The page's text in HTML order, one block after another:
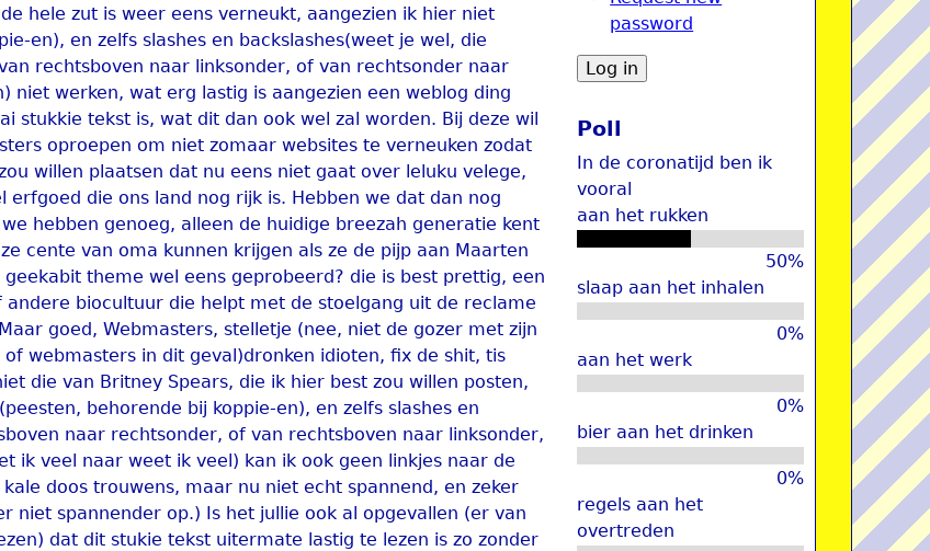
hele zut is weer eens verneukt, aangezien ik hier niet
en), en zelfs slashes en backslashes(weet je wel, die
rechtsboven naar linksonder, of van rechtsonder naar
niet werken, wat erg lastig is aangezien een weblog ding
stukkie tekst is, wat dit dan ook wel zal worden. Bij deze wil
oproepen om niet zomaar websites te verneuken zodat
willen plaatsen dat nu eens niet gaat over leluku velege,
die ons land nog rijk is. Hebben we dat dan nog
hebben genoeg, alleen de huidige breezah generatie kent
cente van oma kunnen krijgen als ze de pijp aan Maarten
theme wel eens geprobeerd? die is best prettig, een
biocultuur die helpt met de stoelgang uit de reclame
goed, Webmasters, stelletje (nee, niet de gozer met zijn
webmasters in dit geval)dronken idioten, fix de shit, tis
die van Britney Spears, die ik hier best zou willen posten,
behorende bij koppie-en), en zelfs slashes en
naar rechtsonder, of van rechtsboven naar linksonder,
ik veel naar weet ik veel) kan ik ook geen linkjes naar de
doos trouwens, maar nu niet echt spannend, en zeker
niet spannender op.) Is het jullie ook al opgevallen (er van
dat dit stukie tekst uitermate lastig te lezen is zo zonder
password
Poll
In de coronatijd ben ik
vooral
aan het rukken
50%
slaap aan het inhalen
0%
aan het werk
0%
bier aan het drinken
0%
regels aan het
overtreden